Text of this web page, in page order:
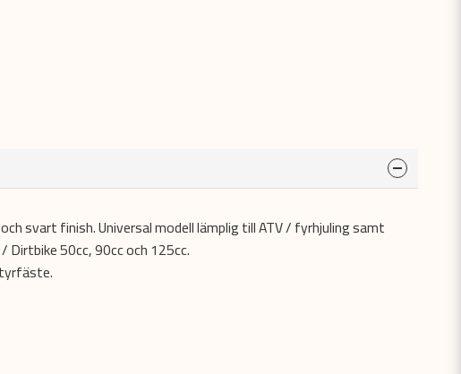
svart finish. Universal modell lämplig till ATV / fyrhjuling samt
Dirtbike 50cc, 90cc och 125cc.